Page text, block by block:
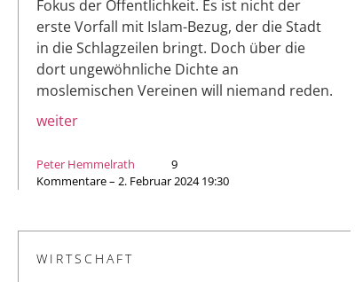
Fokus der Öffentlichkeit. Es ist nicht der
erste Vorfall mit Islam-Bezug, der die Stadt
in die Schlagzeilen bringt. Doch über die
dort ungewöhnliche Dichte an
moslemischen Vereinen will niemand reden.
weiter
Peter Hemmelrath
9
Kommentare – 2. Februar 2024 19:30
WIRTSCHAFT